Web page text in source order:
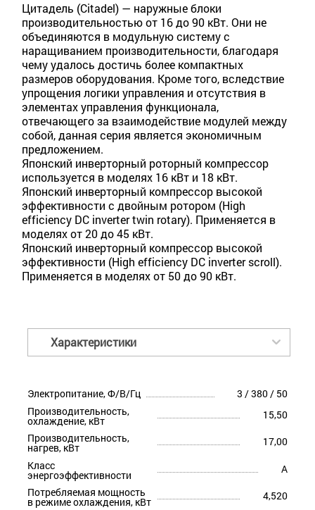
Цитадель (Citadel) — наружные блоки
производительностью от 16 до 90 кВт. Они не
объединяются в модульную систему с
наращиванием производительности, благодаря
чему удалось достичь более компактных
размеров оборудования. Кроме того, вследствие
упрощения логики управления и отсутствия в
элементах управления функционала,
отвечающего за взаимодействие модулей между
собой, данная серия является экономичным
предложением.
Японский инверторный роторный компрессор
используется в моделях 16 кВт и 18 кВт.
Японский инверторный компрессор высокой
эффективности с двойным ротором (High
efficiency DC inverter twin rotary). Применяется в
моделях от 20 до 45 кВт.
Японский инверторный компрессор высокой
эффективности (High efficiency DC inverter scroll).
Применяется в моделях от 50 до 90 кВт.
Характеристики
Электропитание, Ф/В/Гц
3 / 380 / 50
Производительность,
охлаждение, кВт
15,50
Производительность,
нагрев, кВт
17,00
Класс
энергоэффективности
A
Потребляемая мощность
в режиме охлаждения, кВт
4,520